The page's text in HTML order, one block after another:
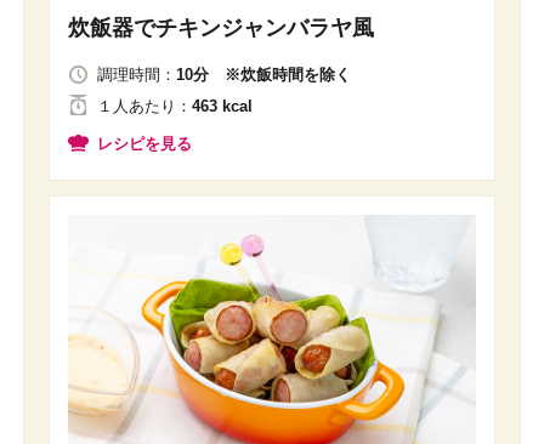
炊飯器でチキンジャンバラヤ風
調理時間： 10分 ※炊飯時間を除く
１人 あたり ： 463 kcal
レシピを見る